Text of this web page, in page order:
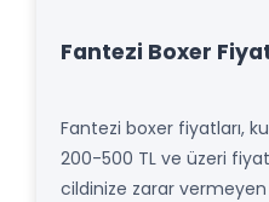
Fantezi Boxer
Fantezi boxer fiyatları,
200-500 TL ve üzeri
cildinize zarar